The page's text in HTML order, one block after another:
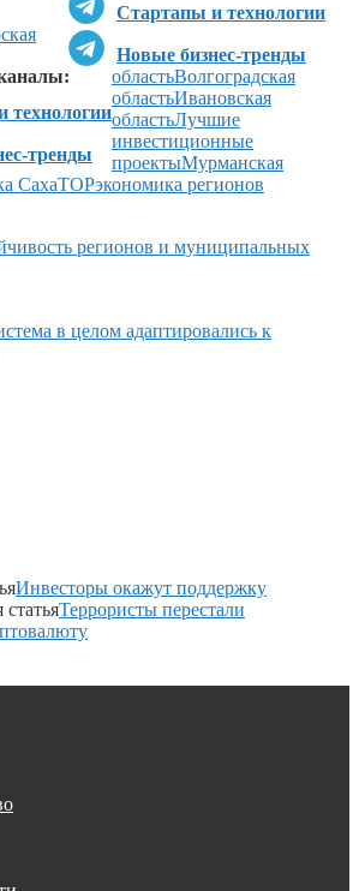
Стартапы и технологии
Новые бизнес-тренды
технологии
тренды
областьВолгоградская
областьИвановская
областьЛучшие
инвестиционные
проектыМурманская
СахаТОРэкономика регионов
регионов и муниципальных
в целом адаптировались к
Инвесторы окажут поддержку
Террористы перестали